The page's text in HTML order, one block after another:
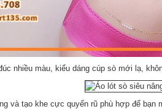
nhiều màu, kiểu dáng cúp sò mới lạ,
và tạo khe cực quyến rũ phù hợp để